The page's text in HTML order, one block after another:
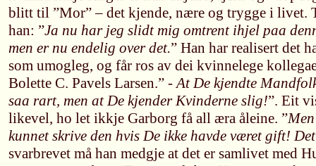
blitt til ”Mor” – det kjende, nære og trygge i
han: ”Ja nu har jeg slidt mig omtrent ihjel paa
men er nu endelig over det.” Han har realisert det
som umogleg, og får ros av dei kvinnelege
Bolette C. Pavels Larsen.” -At De kjendte
saa rart, men at De kjender Kvinderne slig!”. Eit
likevel, ho let ikkje Garborg få all æra åleine. ”
kunnet skrive den hvis De ikke havde været gift!
svarbrevet må han medgje at det er samlivet med